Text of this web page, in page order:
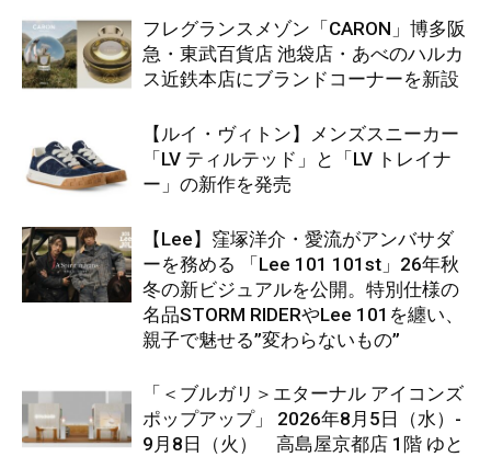
フレグランスメゾン「CARON」博多阪
急・東武百貨店 池袋店・あべのハルカ
ス近鉄本店にブランドコーナーを新設
【ルイ・ヴィトン】メンズスニーカー
「LV ティルテッド」と「LV トレイナ
ー」の新作を発売
【Lee】窪塚洋介・愛流がアンバサダ
ーを務める 「Lee 101 101st」26年秋
冬の新ビジュアルを公開。特別仕様の
名品STORM RIDERやLee 101を纏い、
親子で魅せる”変わらないもの”
「＜ブルガリ＞エターナル アイコンズ
ポップアップ」 2026年8月5日（水）-
9月8日（火） 高島屋京都店 1階 ゆと